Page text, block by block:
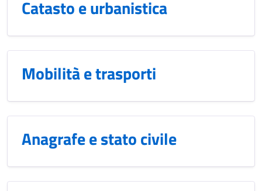
Catasto e urbanistica
Mobilità e trasporti
Anagrafe e stato civile